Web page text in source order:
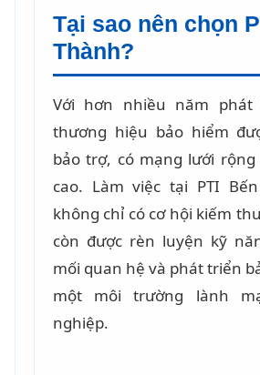
Tại sao nên chọn
Thành?
Với hơn nhiều năm phát
thương hiệu bảo hiểm
bảo trợ, có mạng lưới
cao. Làm việc tại PTI
không chỉ có cơ hội kiếm
còn được rèn luyện kỹ
mối quan hệ và phát triển
một môi trường lành
nghiệp.